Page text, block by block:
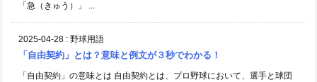
「急（きゅう）」 ...
2025-04-28 : 野球用語
「自由契約」とは？意味と例文が３秒でわかる！
「自由契約」の意味とは 自由契約とは、プロ野球において、選手と球団